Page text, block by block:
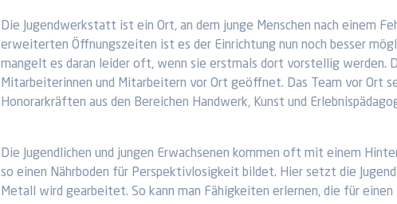
Die Jugendwerkstatt ist ein Ort, an dem junge Menschen nach einem
erweiterten Öffnungszeiten ist es der Einrichtung nun noch besser
mangelt es daran leider oft, wenn sie erstmals dort vorstellig werden.
Mitarbeiterinnen und Mitarbeitern vor Ort geöffnet. Das Team vor Ort
Honorarkräften aus den Bereichen Handwerk, Kunst und
Die Jugendlichen und jungen Erwachsenen kommen oft mit einem
so einen Nährboden für Perspektivlosigkeit bildet. Hier setzt die
Metall wird gearbeitet. So kann man Fähigkeiten erlernen, die für